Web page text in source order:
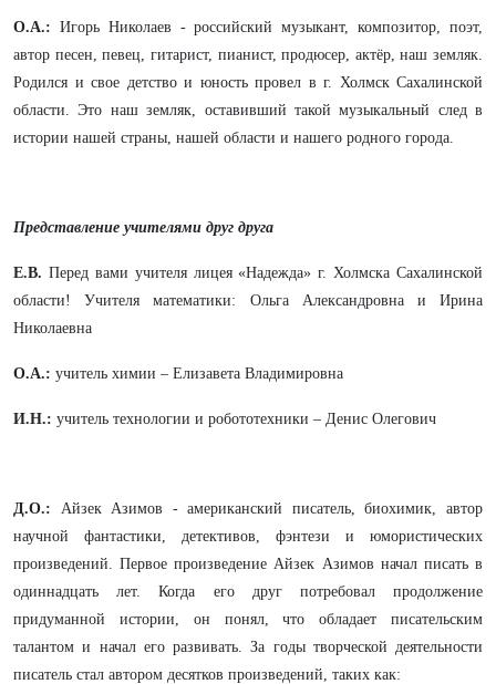
О.А.: Игорь Николаев - российский музыкант, композитор, поэт,
автор песен, певец, гитарист, пианист, продюсер, актёр, наш земляк.
Родился и свое детство и юность провел в г. Холмск Сахалинской
области. Это наш земляк, оставивший такой музыкальный след в
истории нашей страны, нашей области и нашего родного города.
Представление учителями друг друга
Е.В. Перед вами учителя лицея «Надежда» г. Холмска Сахалинской
области! Учителя математики: Ольга Александровна и Ирина
Николаевна
О.А.: учитель химии – Елизавета Владимировна
И.Н.: учитель технологии и робототехники – Денис Олегович
Д.О.: Айзек Азимов -американский писатель, биохимик, автор
научной фантастики, детективов, фэнтези и юмористических
произведений. Первое произведение Айзек Азимов начал писать в
одиннадцать лет. Когда его друг потребовал продолжение
придуманной истории, он понял, что обладает писательским
талантом и начал его развивать.За годы творческой деятельности
писатель стал автором десятков произведений, таких как: